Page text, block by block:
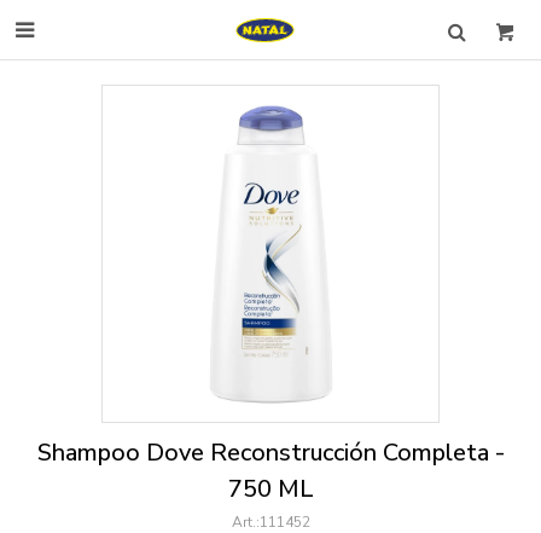

Shampoo Dove Reconstrucción Completa -
750 ML
111452